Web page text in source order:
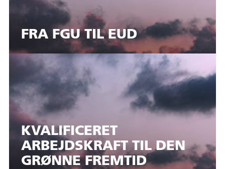
FRA FGU TIL EUD
KVALIFICERET
ARBEJDSKRAFT TIL DEN
GRØNNE FREMTID